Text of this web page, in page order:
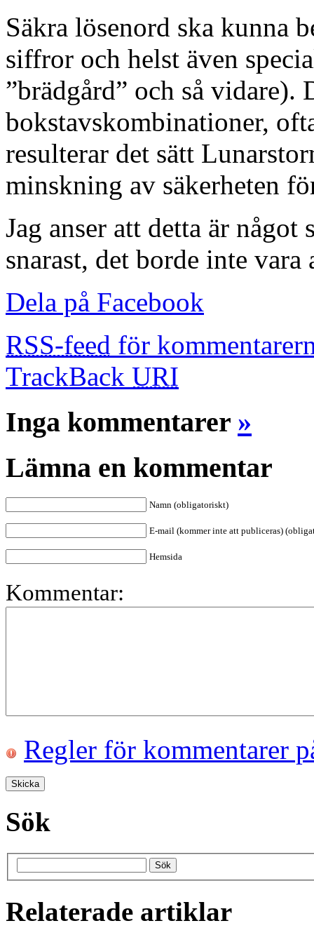
Säkra lösenord ska kunna
siffror och helst även
”brädgård” och så vidare).
bokstavskombinationer,
resulterar det sätt
minskning av säkerheten
Jag anser att detta är
snarast, det borde inte
Dela på Facebook
RSS-feed för
TrackBack URI
Inga kommentarer »
Lämna en kommentar
Namn (obligatoriskt)
E-mail (kommer inte att publiceras)
Hemsida
Kommentar:
Regler för kommentarer
Sök
Relaterade artiklar